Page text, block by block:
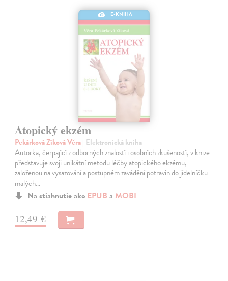
E-KNIHA
Atopický ekzém
Pekárková Zíková Věra| Elektronická kniha
Autorka, čerpající z odborných znalostí i osobních zkušeností, v knize
představuje svoji unikátní metodu léčby atopického ekzému,
založenou na vysazování a postupném zavádění potravin do jídelníčku
malých…
Na stiahnutie ako EPUB a MOBI
12,49 €